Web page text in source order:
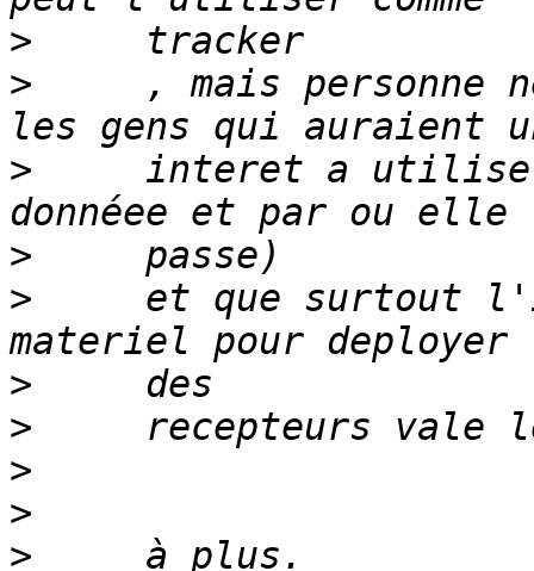
>
>
, mais personne
>
interet a
>
>
et que surtout
>
>
>
>
>